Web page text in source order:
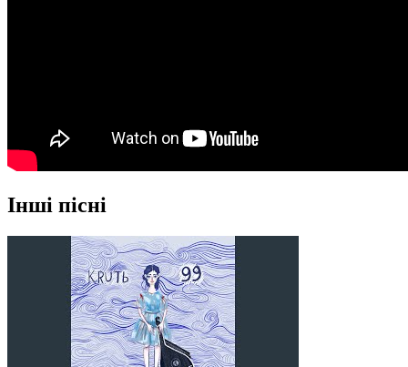
Інші пісні